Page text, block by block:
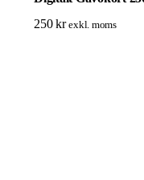
250kr exkl. moms